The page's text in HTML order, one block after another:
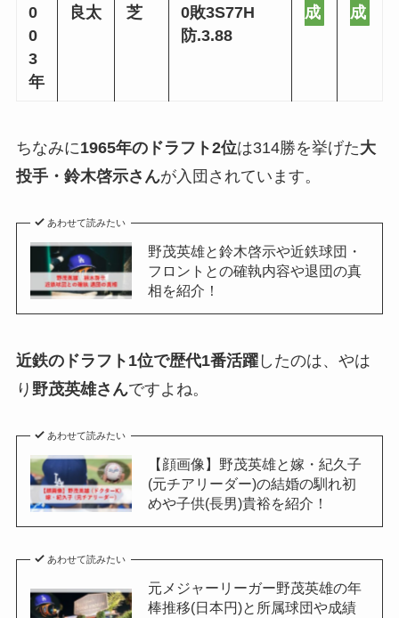
0
0
3
年
良太
芝
0敗3S77H
防.3.88
成
成
ちなみに1965年のドラフト2位は314勝を挙げた大
投手・鈴木啓示さんが入団されています。
あわせて読みたい
野茂英雄と鈴木啓示や近鉄球団・
フロントとの確執内容や退団の真
相を紹介！
近鉄のドラフト1位で歴代1番活躍したのは、やは
り 野茂英雄さんですよね。
あわせて読みたい
【顔画像】野茂英雄と嫁・紀久子
(元チアリーダー)の結婚の馴れ初
めや子供(長男)貴裕を紹介！
あわせて読みたい
元メジャーリーガー野茂英雄の年
棒推移(日本円)と所属球団や成績